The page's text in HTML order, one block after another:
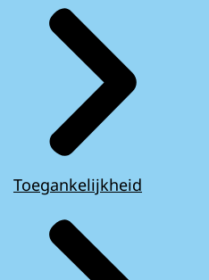
Toegankelijkheid